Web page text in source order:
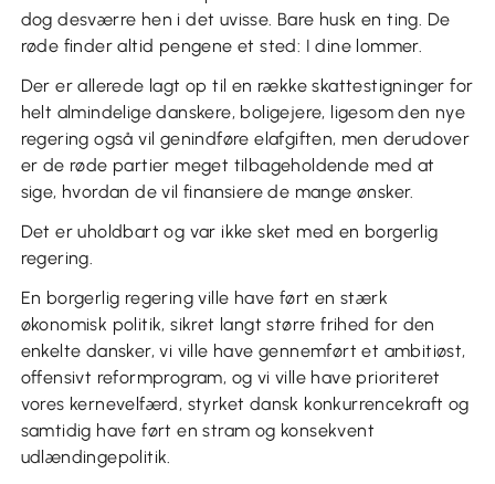
dog desværre hen i det uvisse. Bare husk en ting. De
røde finder altid pengene et sted: I dine lommer.
Der er allerede lagt op til en række skattestigninger for
helt almindelige danskere, boligejere, ligesom den nye
regering også vil genindføre elafgiften, men derudover
er de røde partier meget tilbageholdende med at
sige, hvordan de vil finansiere de mange ønsker.
Det er uholdbart og var ikke sket med en borgerlig
regering.
En borgerlig regering ville have ført en stærk
økonomisk politik, sikret langt større frihed for den
enkelte dansker, vi ville have gennemført et ambitiøst,
offensivt reformprogram, og vi ville have prioriteret
vores kernevelfærd, styrket dansk konkurrencekraft og
samtidig have ført en stram og konsekvent
udlændingepolitik.